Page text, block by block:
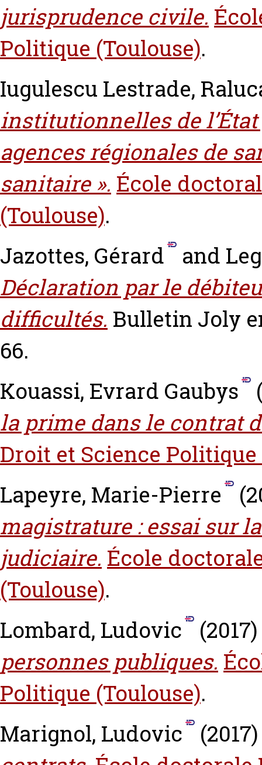
jurisprudence civile.
Politique (Toulouse).
Iugulescu Lestrade,
institutionnelles de
agences régionales de
sanitaire ». École
(Toulouse).
Jazottes, Gérard
and
Déclaration par le
difficultés. Bulletin Joly
66.
Kouassi, Evrard Gaubys
la prime dans le contrat
Droit et Science Politique
Lapeyre, Marie-Pierre
magistrature : essai sur
judiciaire. École
(Toulouse).
Lombard, Ludovic
(2017)
personnes publiques.
Politique (Toulouse).
Marignol, Ludovic